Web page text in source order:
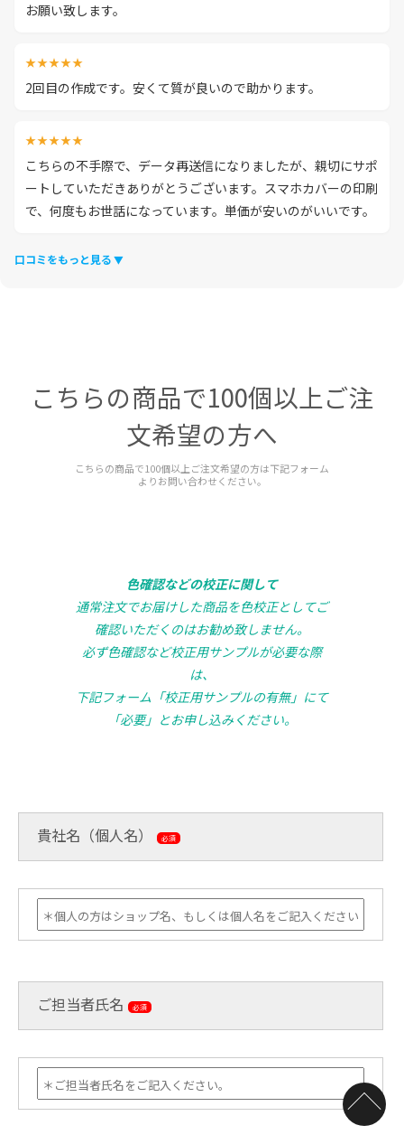
お願い致します。
★★★★★
2回目の作成です。安くて質が良いので助かります。
★★★★★
こちらの不手際で、データ再送信になりましたが、親切にサポ
ートしていただきありがとうございます。スマホカバーの印刷
で、何度もお世話になっています。単価が安いのがいいです。
口コミをもっと見る
こちらの商品で100個以上ご注
文希望の方へ
こちらの商品で100個以上ご注文希望の方は下記フォーム
よりお問い合わせください。
色確認などの校正に関して
通常注文でお届けした商品を色校正としてご
確認いただくのはお勧め致しません。
必ず色確認など校正用サンプルが必要な際
は、
下記フォーム「校正用サンプルの有無」にて
「必要」とお申し込みください。
貴社名（個人名） 必須
ご担当者氏名 必須